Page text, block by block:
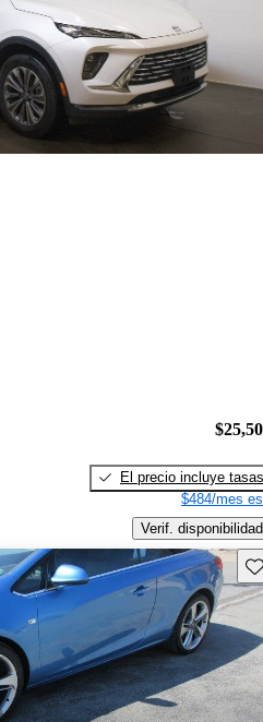
El precio incluye tasas
$484/mes
Verif. disponibilidad